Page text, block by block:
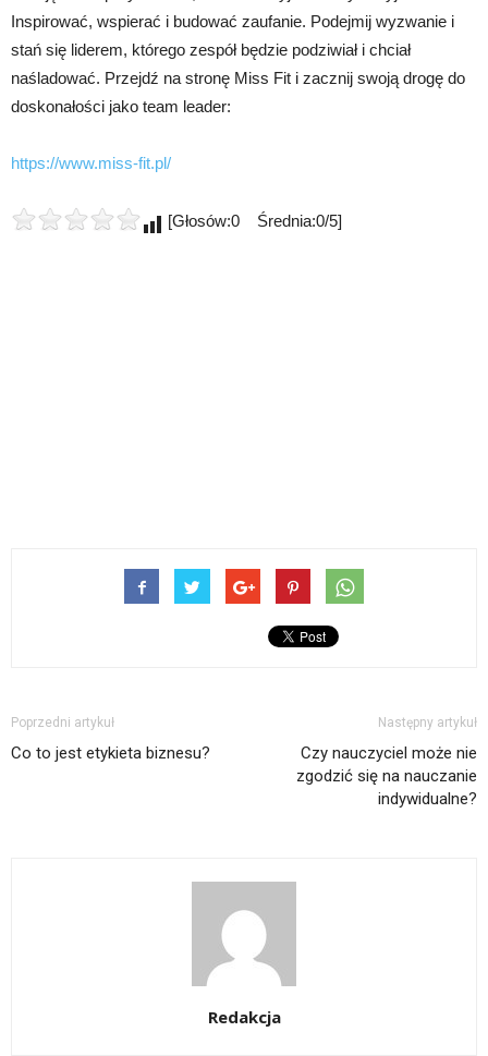
Inspirować, wspierać i budować zaufanie. Podejmij wyzwanie i
stań się liderem, którego zespół będzie podziwiał i chciał
naśladować. Przejdź na stronę Miss Fit i zacznij swoją drogę do
doskonałości jako team leader:
https://www.miss-fit.pl/
[Głosów:0 Średnia:0/5]
Poprzedni artykuł
Co to jest etykieta biznesu?
Następny artykuł
Czy nauczyciel może nie
zgodzić się na nauczanie
indywidualne?
Redakcja